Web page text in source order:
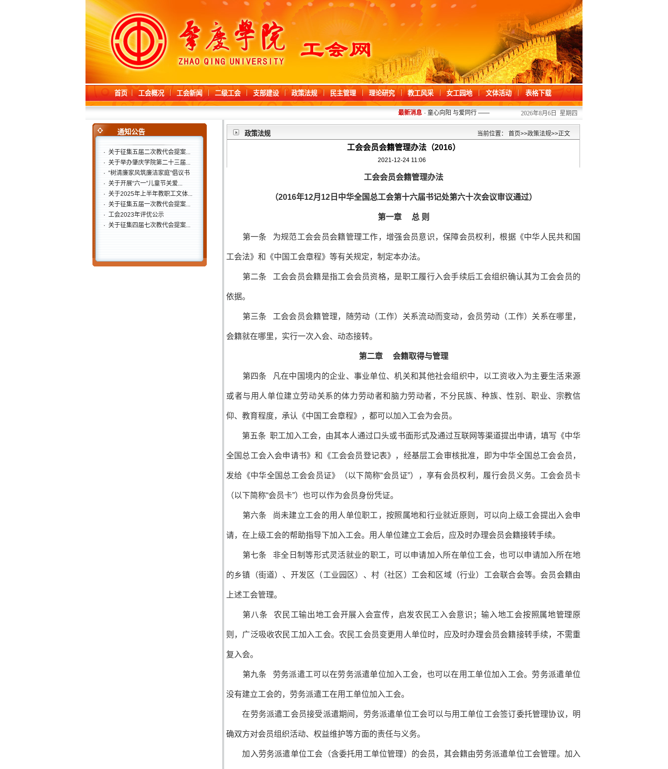
首页 工会概况 工会新闻 二级工会 支部建设 政策法规 民主管理 理论研究 教工风采 女工园地 文体活动 表格下载
最新消息 ·童心向阳 与爱同行 ——我校开展“六一”儿童节关爱活动 2026/06/01
2026年8月6日 星期四
通知公告
· 关于征集五届二次教代会提案...
· 关于举办肇庆学院第二十三届...
· “树清廉家风筑廉洁家庭”倡议书
· 关于开展“六一”儿童节关爱...
· 关于2025年上半年教职工文体...
· 关于征集五届一次教代会提案...
· 工会2023年评优公示
· 关于征集四届七次教代会提案...
政策法规 当前位置： 首页>>政策法规>>正文
工会会员会籍管理办法（2016）
2021-12-24 11:06
工会会员会籍管理办法
（2016年12月12日 中华全国总工会第十六届书记处第六十次会议审议通过）
第一章 总 则
第一条 为规范工会会员会籍管理工作，增强会员意识，保障会员权利，根据《中华人民共和国
工会法》和《中国工会章程》等有关规定，制定本办法。
第二条 工会会员会籍是指工会会员资格，是职工履行入会手续后工会组织确认其为工会会员的
依据。
第三条 工会会员会籍管理，随劳动（工作）关系流动而变动，会员劳动（工作）关系在哪里，
会籍就在哪里，实行一次入会、动态接转。
第二章 会籍取得与管理
第四条 凡在中国境内的企业、事业单位、机关和其他社会组织中，以工资收入为主要生活来源
或者与用人单位建立劳动关系的体力劳动者和脑力劳动者，不分民族、种族、性别、职业、宗教信
仰、教育程度，承认《中国工会章程》，都可以加入工会为会员。
第五条 职工加入工会，由其本人通过口头或书面形式及通过互联网等渠道提出申请，填写《中华
全国总工会入会申请书》和《工会会员登记表》，经基层工会审核批准，即为中华全国总工会会员，
发给《中华全国总工会会员证》（以下简称“会员证”），享有会员权利，履行会员义务。工会会员卡
（以下简称“会员卡”）也可以作为会员身份凭证。
第六条 尚未建立工会的用人单位职工，按照属地和行业就近原则，可以向上级工会提出入会申
请，在上级工会的帮助指导下加入工会。用人单位建立工会后，应及时办理会员会籍接转手续。
第七条 非全日制等形式灵活就业的职工，可以申请加入所在单位工会，也可以申请加入所在地
的乡镇（街道）、开发区（工业园区）、村（社区）工会和区域（行业）工会联合会等。会员会籍由
上述工会管理。
第八条 农民工输出地工会开展入会宣传，启发农民工入会意识；输入地工会按照属地管理原
则，广泛吸收农民工加入工会。农民工会员变更用人单位时，应及时办理会员会籍接转手续，不需重
复入会。
第九条 劳务派遣工可以在劳务派遣单位加入工会，也可以在用工单位加入工会。劳务派遣单位
没有建立工会的，劳务派遣工在用工单位加入工会。
在劳务派遣工会员接受派遣期间，劳务派遣单位工会可以与用工单位工会签订委托管理协议，明
确双方对会员组织活动、权益维护等方面的责任与义务。
加入劳务派遣单位工会（含委托用工单位管理）的会员，其会籍由劳务派遣单位工会管理。加入